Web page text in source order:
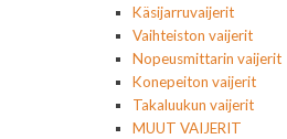
Käsijarruvaijerit
Vaihteiston vaijerit
Nopeusmittarin vaijerit
Konepeiton vaijerit
Takaluukun vaijerit
MUUT VAIJERIT